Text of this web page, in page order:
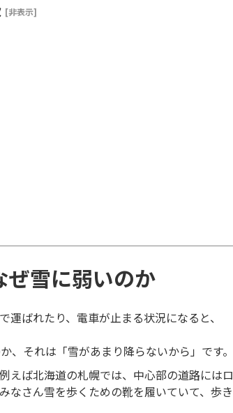
[非表示]
雪に弱いのか
ばれたり、電車が止まる状況になると、
それは「雪があまり降らないから」です。
えば北海道の札幌では、中心部の道路にはロ
なさん雪を歩くための靴を履いていて、歩き